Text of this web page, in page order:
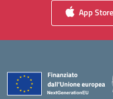
App Store